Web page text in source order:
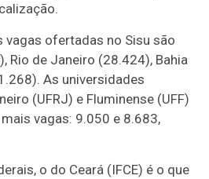
vagas ofertadas no Sisu são
Rio de Janeiro (28.424), Bahia
As universidades
(UFRJ) e Fluminense (UFF)
vagas: 9.050 e 8.683,
o do Ceará (IFCE) é o que